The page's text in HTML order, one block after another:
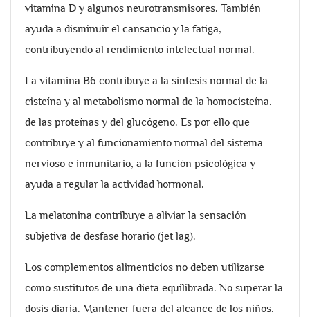
vitamina D y algunos neurotransmisores. También
ayuda a disminuir el cansancio y la fatiga,
contribuyendo al rendimiento intelectual normal.
La vitamina B6 contribuye a la síntesis normal de la
cisteína y al metabolismo normal de la homocisteína,
de las proteínas y del glucógeno. Es por ello que
contribuye y al funcionamiento normal del sistema
nervioso e inmunitario, a la función psicológica y
ayuda a regular la actividad hormonal.
La melatonina contribuye a aliviar la sensación
subjetiva de desfase horario (jet lag).
Los complementos alimenticios no deben utilizarse
como sustitutos de una dieta equilibrada. No superar la
dosis diaria. Mantener fuera del alcance de los niños.